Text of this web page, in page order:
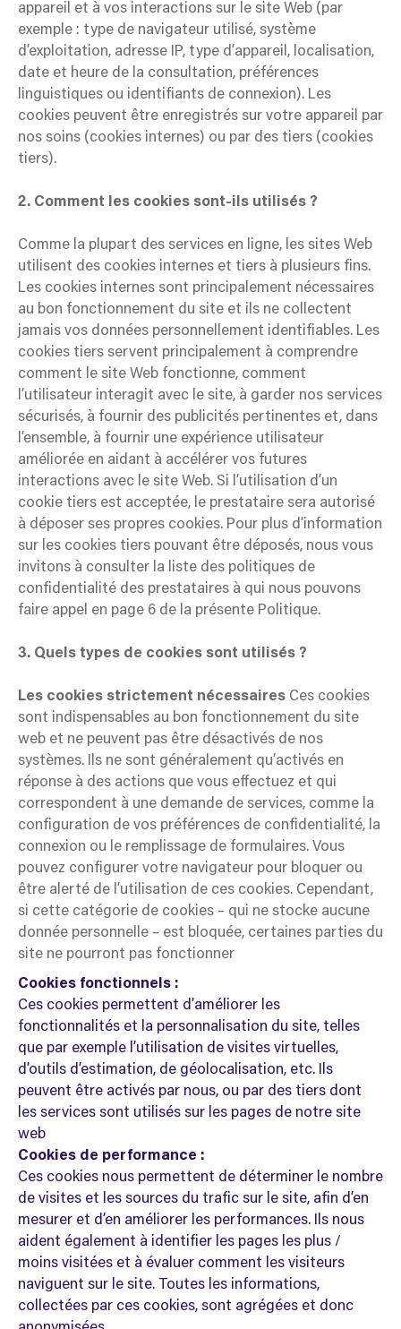
appareil et à vos interactions sur le site Web (par
exemple : type de navigateur utilisé, système
d’exploitation, adresse IP, type d’appareil, localisation,
date et heure de la consultation, préférences
linguistiques ou identifiants de connexion). Les
cookies peuvent être enregistrés sur votre appareil par
nos soins (cookies internes) ou par des tiers (cookies
tiers).
2. Comment les cookies sont-ils utilisés ?
Comme la plupart des services en ligne, les sites Web
utilisent des cookies internes et tiers à plusieurs fins.
Les cookies internes sont principalement nécessaires
au bon fonctionnement du site et ils ne collectent
jamais vos données personnellement identifiables. Les
cookies tiers servent principalement à comprendre
comment le site Web fonctionne, comment
l’utilisateur interagit avec le site, à garder nos services
sécurisés, à fournir des publicités pertinentes et, dans
l’ensemble, à fournir une expérience utilisateur
améliorée en aidant à accélérer vos futures
interactions avec le site Web. Si l’utilisation d’un
cookie tiers est acceptée, le prestataire sera autorisé
à déposer ses propres cookies. Pour plus d’information
sur les cookies tiers pouvant être déposés, nous vous
invitons à consulter la liste des politiques de
confidentialité des prestataires à qui nous pouvons
faire appel en page 6 de la présente Politique.
3. Quels types de cookies sont utilisés ?
Les cookies strictement nécessaires Ces cookies
sont indispensables au bon fonctionnement du site
web et ne peuvent pas être désactivés de nos
systèmes. Ils ne sont généralement qu’activés en
réponse à des actions que vous effectuez et qui
correspondent à une demande de services, comme la
configuration de vos préférences de confidentialité, la
connexion ou le remplissage de formulaires. Vous
pouvez configurer votre navigateur pour bloquer ou
être alerté de l’utilisation de ces cookies. Cependant,
si cette catégorie de cookies – qui ne stocke aucune
donnée personnelle – est bloquée, certaines parties du
site ne pourront pas fonctionner
Cookies fonctionnels :
Ces cookies permettent d’améliorer les
fonctionnalités et la personnalisation du site, telles
que par exemple l’utilisation de visites virtuelles,
d’outils d’estimation, de géolocalisation, etc. Ils
peuvent être activés par nous, ou par des tiers dont
les services sont utilisés sur les pages de notre site
web
Cookies de performance :
Ces cookies nous permettent de déterminer le nombre
de visites et les sources du trafic sur le site, afin d’en
mesurer et d’en améliorer les performances. Ils nous
aident également à identifier les pages les plus /
moins visitées et à évaluer comment les visiteurs
naviguent sur le site. Toutes les informations,
collectées par ces cookies, sont agrégées et donc